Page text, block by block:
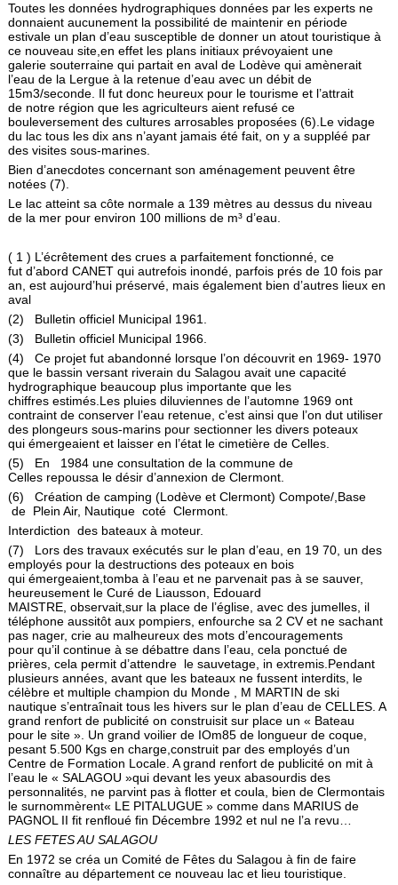
Toutes les données hydrographiques données par les experts ne
donnaient aucunement la possibilité de maintenir en période
estivale un plan d’eau susceptible de donner un atout touristique à
ce nouveau site,en effet les plans initiaux prévoyaient une
galerie souterraine qui partait en aval de Lodève qui amène­rait
l’eau de la Lergue à la retenue d’eau avec un débit de
15m3/seconde. Il fut donc heureux pour le tourisme et l’attrait
de notre région que les agriculteurs aient refusé ce
bouleversement des cultures arrosables proposées (6).Le vidage
du lac tous les dix ans n’ayant jamais été fait, on y a suppléé par
des visites sous-marines.
Bien d’anecdotes concernant son aménagement peuvent être
notées (7).
Le lac atteint sa côte normale a 139 mètres au dessus du niveau
de la mer pour environ 100 millions de m³ d’eau.
( 1 ) L’écrêtement des crues a parfaitement fonctionné, ce
fut d’abord CANET qui autrefois inondé, parfois prés de 10 fois par
an, est aujourd’hui préservé, mais également bien d’autres lieux en
aval
(2) Bulletin officiel Municipal 1961.
(3) Bulletin officiel Municipal 1966.
(4) Ce projet fut abandonné lorsque l’on découvrit en 1969- 1970
que le bassin versant riverain du Salagou avait une capa­cité
hydrographique beaucoup plus importante que les
chiffres estimés.Les pluies diluviennes de l’automne 1969 ont
contraint de conserver l’eau retenue, c’est ainsi que l’on dut utiliser
des plongeurs sous-marins pour sectionner les divers poteaux
qui émergeaient et laisser en l’état le cimetière de Celles.
(5) En 1984 une consultation de la commune de
Celles repoussa le désir d’annexion de Clermont.
(6) Création de camping (Lodève et Clermont) Compote/,Base
de Plein Air, Nautique coté Clermont.
Interdiction des bateaux à moteur.
(7) Lors des travaux exécutés sur le plan d’eau, en 19 70, un des
employés pour la destructions des poteaux en bois
qui émergeaient,tomba à l’eau et ne parvenait pas à se sauver,
heureuse­ment le Curé de Liausson, Edouard
MAISTRE, observait,sur la place de l’église, avec des jumelles, il
téléphone aussitôt aux pom­piers, enfourche sa 2 CV et ne sachant
pas nager, crie au mal­heureux des mots d’encouragements
pour qu’il continue à se débattre dans l’eau, cela ponctué de
prières, cela permit d’attendre le sauvetage, in extremis.Pendant
plusieurs années, avant que les bateaux ne fussent interdits, le
célèbre et multiple champion du Monde , M MARTIN de ski
nautique s’entraînait tous les hivers sur le plan d’eau de CELLES. A
grand renfort de publicité on construisit sur place un « Bateau
pour le site ». Un grand voilier de IOm85 de longueur de coque,
pesant 5.500 Kgs en charge,construit par des employés d’un
Centre de Formation Locale. A grand renfort de publicité on mit à
l’eau le « SALAGOU »qui devant les yeux abasourdis des
personnalités, ne parvint pas à flotter et coula, bien de Clermontais
le surnommèrent« LE PITALUGUE » comme dans MARIUS de
PAGNOL II fit renfloué fin Décembre 1992 et nul ne l’a revu…
LES FETES AU SALAGOU
En 1972 se créa un Comité de Fêtes du Salagou à fin de faire
connaître au département ce nouveau lac et lieu touristique.